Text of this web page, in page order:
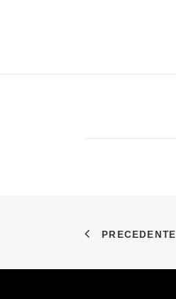
PRECEDENTE